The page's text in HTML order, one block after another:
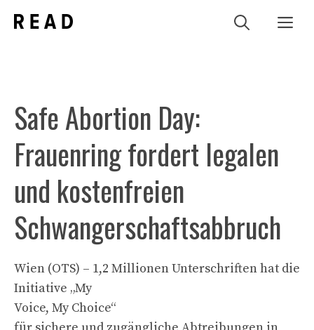
Inhalt
Safe Abortion Day:
Frauenring fordert legalen
und kostenfreien
Schwangerschaftsabbruch
Wien (OTS) – 1,2 Millionen Unterschriften hat die
Initiative „My
Voice, My Choice“